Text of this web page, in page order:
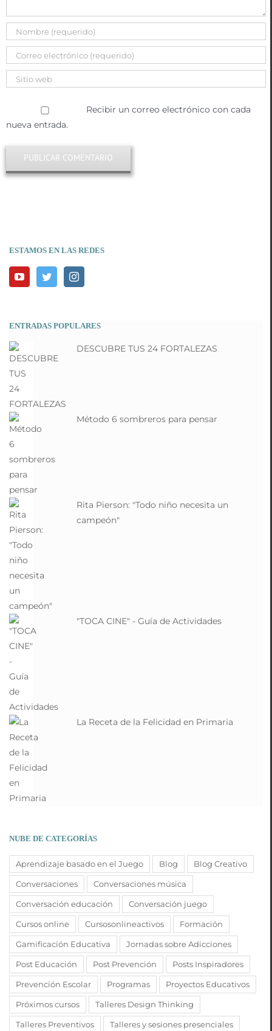
Recibir un correo electrónico con cada
nueva entrada.
ESTAMOS EN LAS REDES
ENTRADAS POPULARES
DESCUBRE TUS 24 FORTALEZAS
Método 6 sombreros para pensar
Rita Pierson: "Todo niño necesita un
campeón"
"TOCA CINE" - Guía de Actividades
La Receta de la Felicidad en Primaria
NUBE DE CATEGORÍAS
Aprendizaje basado en el Juego Blog Blog Creativo
Conversaciones Conversaciones música
Conversación educación Conversación juego
Cursos online Cursosonlineactivos Formación
Gamificación Educativa Jornadas sobre Adicciones
Post Educación Post Prevención Posts Inspiradores
Prevención Escolar Programas Proyectos Educativos
Próximos cursos Talleres Design Thinking
Talleres Preventivos Talleres y sesiones presenciales